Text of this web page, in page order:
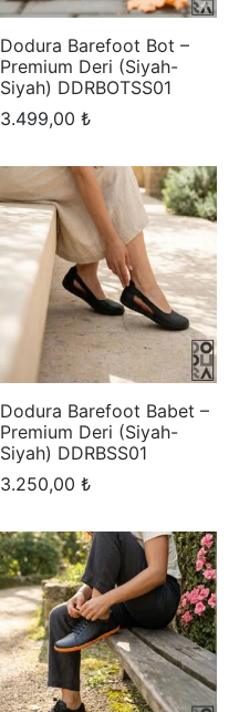
Dodura Barefoot Bot –
Premium Deri (Siyah-
Siyah) DDRBOTSS01
3.499,00 ₺
Dodura Barefoot Babet –
Premium Deri (Siyah-
Siyah) DDRBSS01
3.250,00 ₺